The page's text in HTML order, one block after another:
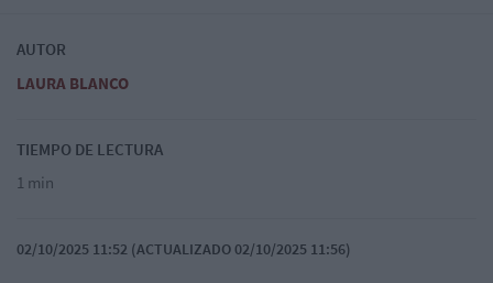
AUTOR
LAURA BLANCO
TIEMPO DE LECTURA
1 min
02/10/2025 11:52 (ACTUALIZADO 02/10/2025 11:56)